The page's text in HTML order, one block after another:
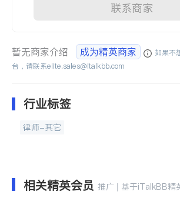
联系商家
暂无商家介绍 成为精英商家
如果不
台，请联系elite.sales@italkbb.com
行业标签
律师-其它
相关精英会员 推广 | 基于iTalkBB精